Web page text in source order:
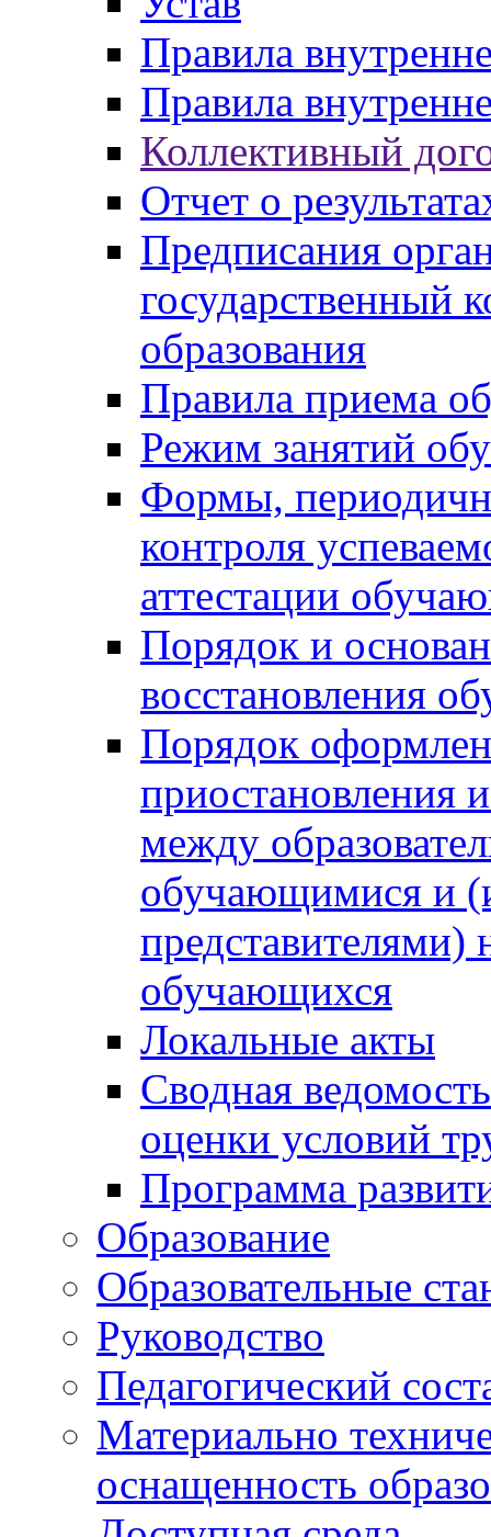
Правила
Правила
Коллективный
Отчет о
Предписания
государственный
образования
Правила приема
Режим занятий
Формы,
контроля
аттестации
Порядок и
восстановления
Порядок
приостановления
между
обучающимися и
представителями)
обучающихся
Локальные акты
Сводная
оценки условий
Программа
Образование
Образовательные
Руководство
Педагогический
Материально
оснащенность